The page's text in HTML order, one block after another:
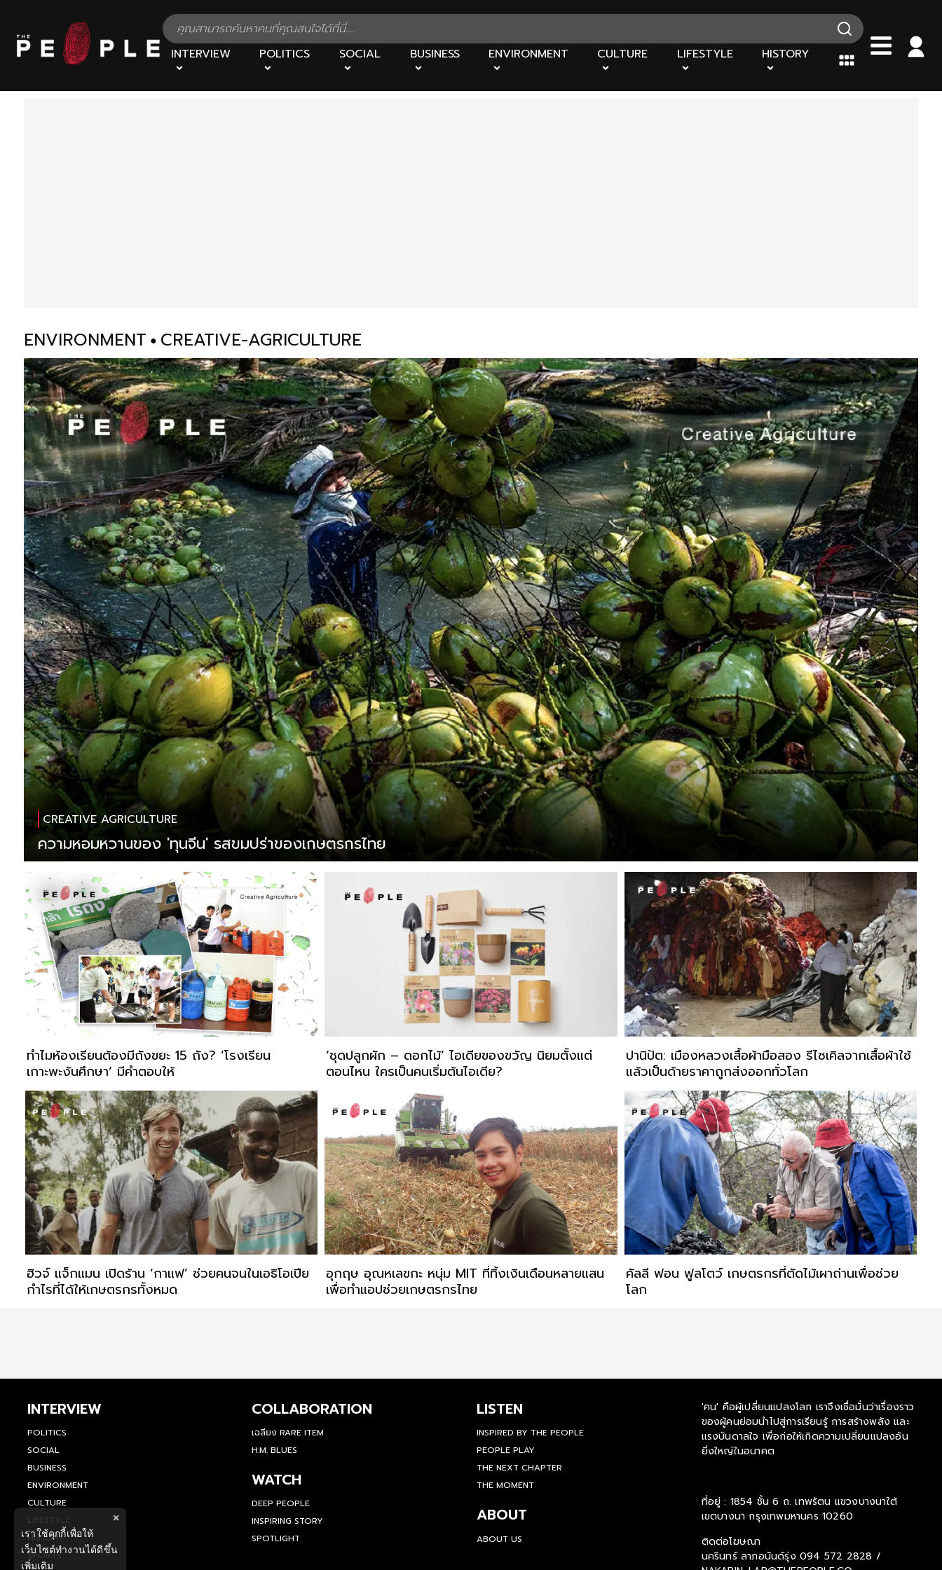
INTERVIEW POLITICS SOCIAL BUSINESS ENVIRONMENT CULTURE LIFESTYLE HISTORY
ENVIRONMENT CREATIVE-AGRICULTURE
CREATIVE AGRICULTURE
ความหอมหวานของ 'ทุนจีน' รสขมปร่าของเกษตรกรไทย
ทำไมห้องเรียนต้องมีถังขยะ 15 ถัง? ‘โรงเรียน
เกาะพะงันศึกษา’ มีคำตอบให้
‘ชุดปลูกผัก – ดอกไม้’ ไอเดียของขวัญ นิยมตั้งแต่
ตอนไหน ใครเป็นคนเริ่มต้นไอเดีย?
ปานิปัต: เมืองหลวงเสื้อผ้ามือสอง รีไซเคิลจากเสื้อผ้าใช้
แล้วเป็นด้ายราคาถูกส่งออกทั่วโลก
ฮิวจ์ แจ็กแมน เปิดร้าน ‘กาแฟ’ ช่วยคนจนในเอธิโอเปีย
กำไรที่ได้ให้เกษตรกรทั้งหมด
อุกฤษ อุณหเลขกะ หนุ่ม MIT ที่ทิ้งเงินเดือนหลายแสน
เพื่อทำแอปช่วยเกษตรกรไทย
คัลลี ฟอน ฟูลโตว์ เกษตรกรที่ตัดไม้เผาถ่านเพื่อช่วย
โลก
INTERVIEW
POLITICS
SOCIAL
BUSINESS
ENVIRONMENT
CULTURE
LIFESTYLE
HISTORY
SPORTS
COLLABORATION
เฉลียง RARE ITEM
H.M. BLUES
WATCH
DEEP PEOPLE
INSPIRING STORY
SPOTLIGHT
LISTEN
INSPIRED BY THE PEOPLE
PEOPLE PLAY
THE NEXT CHAPTER
THE MOMENT
ABOUT
ABOUT US
'คน' คือผู้เปลี่ยนแปลงโลก เราจึงเชื่อมั่นว่าเรื่องราว
ของผู้คนย่อมนำไปสู่การเรียนรู้ การสร้างพลัง และ
แรงบันดาลใจ เพื่อก่อให้เกิดความเปลี่ยนแปลงอัน
ยิ่งใหญ่ในอนาคต
ที่อยู่ : 1854 ชั้น 6 ถ. เทพรัตน แขวงบางนาใต้
เขตบางนา กรุงเทพมหานคร 10260
ติดต่อโฆษณา
นครินทร์ ลาภอนันด์รุ่ง 094 572 2828 /
×
เราใช้คุกกี้เพื่อให้
เว็บไซต์ทำงานได้ดีขึ้น
เพิ่มเติม